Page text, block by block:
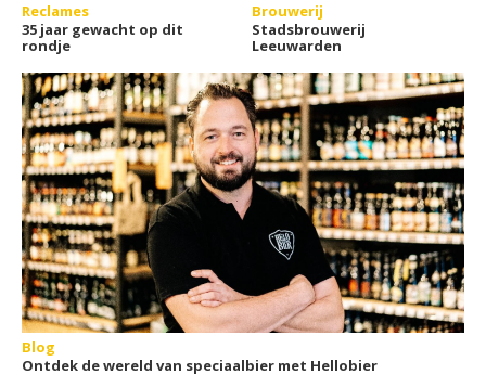
Reclames
35 jaar gewacht op dit
rondje
Brouwerij
Stadsbrouwerij
Leeuwarden
Blog
Ontdek de wereld van speciaalbier met Hellobier